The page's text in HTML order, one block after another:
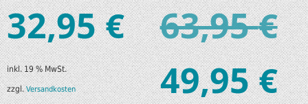
32,95€
inkl. 19 % MwSt.
zzgl.Versandkosten
63,95€
49,95€